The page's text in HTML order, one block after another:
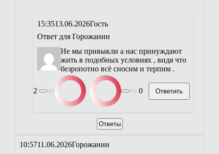
15:3513.06.2026Гость
Ответ для Горожанин
Не мы привыкли а нас принуждают
жить в подобных условиях , видя что
безропотно всё сносим и терпим .
2 0 Ответить
Ответы
10:5711.06.2026Горожанин